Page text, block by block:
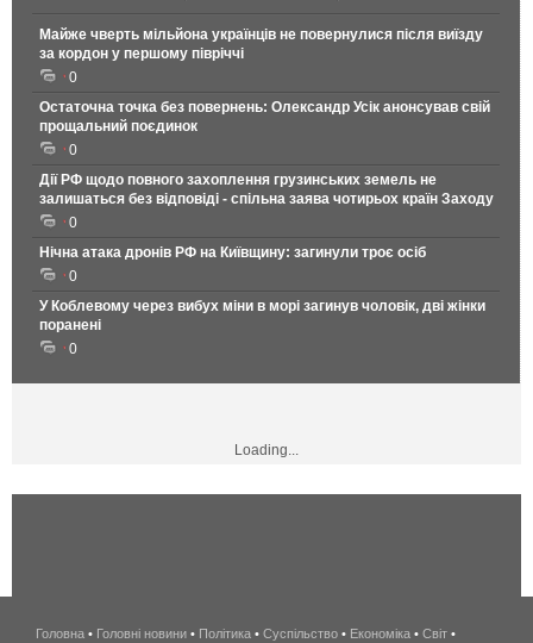
Майже чверть мільйона українців не повернулися після виїзду
за кордон у першому півріччі
0
Остаточна точка без повернень: Олександр Усік анонсував свій
прощальний поєдинок
0
Дії РФ щодо повного захоплення грузинських земель не
залишаться без відповіді - спільна заява чотирьох країн Заходу
0
Нічна атака дронів РФ на Київщину: загинули троє осіб
0
У Коблевому через вибух міни в морі загинув чоловік, дві жінки
поранені
0
Loading...
беспроводной
Головна • Головні новини • Політика • Суспільство • Економіка • Світ •